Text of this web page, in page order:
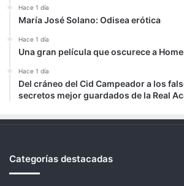
Hace 1 día
María José Solano: Odisea erótica
Hace 1 día
Una gran película que oscurece a
Hace 1 día
Del cráneo del Cid Campeador a los
secretos mejor guardados de la Real
Categorías destacadas